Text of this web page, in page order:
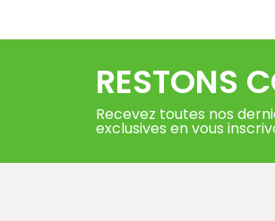
RESTONS
Recevez toutes nos
exclusives en vous